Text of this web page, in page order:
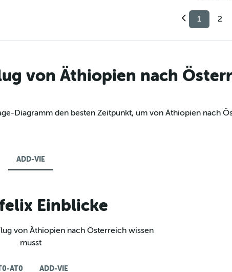
1 2
von Äthiopien nach
Diagramm den besten Zeitpunkt, um von Äthiopien nach
ADD-VIE
Einblicke
von Äthiopien nach Österreich wissen
musst
AT0 ADD-VIE